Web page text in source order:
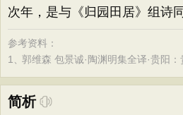
次年，是与《归园田居》组诗
参考资料：
1、郭维森 包景诚·陶渊明集全译·贵阳
简析